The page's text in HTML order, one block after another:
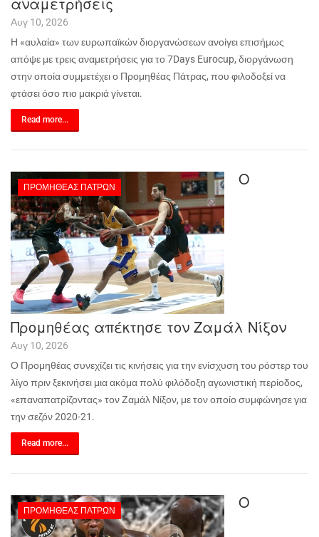
Αυγ 10, 2026
Η «αυλαία» των ευρωπαϊκών διοργανώσεων ανοίγει επισήμως
απόψε με τρεις αναμετρήσεις για το 7Days Eurocup, διοργάνωση
στην οποία συμμετέχει ο Προμηθέας Πάτρας, που φιλοδοξεί να
φτάσει όσο πιο μακριά γίνεται.
Read more...
ΠΡΟΜΗΘΈΑΣ ΠΑΤΡΏΝ Ο
Προμηθέας απέκτησε τον Ζαμάλ Νίξον
Αυγ 10, 2026
Ο Προμηθέας συνεχίζει τις κινήσεις για την ενίσχυση του ρόστερ του
λίγο πριν ξεκινήσει μια ακόμα πολύ φιλόδοξη αγωνιστική περίοδος,
«επαναπατρίζοντας» τον Ζαμάλ Νίξον, με τον οποίο συμφώνησε για
την σεζόν 2020-21.
Read more...
ΠΡΟΜΗΘΈΑΣ ΠΑΤΡΏΝ Ο